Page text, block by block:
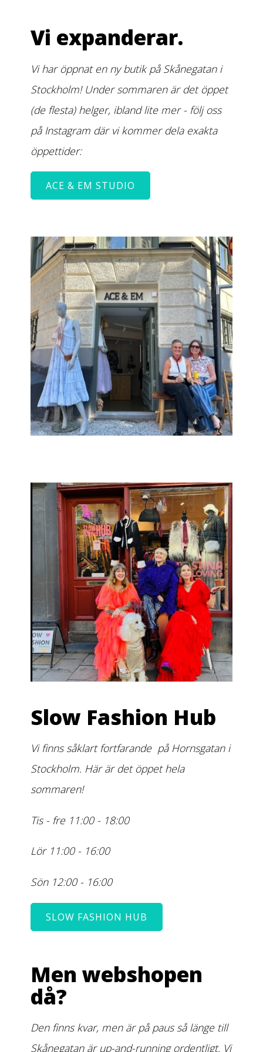
Vi expanderar.
Vi har öppnat en ny butik på Skånegatan i
Stockholm! Under sommaren är det öppet
(de flesta) helger, ibland lite mer - följ oss
på Instagram där vi kommer dela exakta
öppettider:
ACE & EM STUDIO
Slow Fashion Hub
Vi finns såklart fortfarande på Hornsgatan i
Stockholm. Här är det öppet hela
sommaren!
Tis - fre 11:00 - 18:00
Lör 11:00 - 16:00
Sön 12:00 - 16:00
SLOW FASHION HUB
Men webshopen
då?
Den finns kvar, men är på paus så länge till
Skånegatan är up-and-running ordentligt. Vi